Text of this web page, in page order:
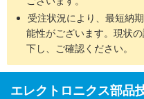
受注状況により、最短納
能性がございます。現状
下し、ご確認ください。
エレクトロニクス部品